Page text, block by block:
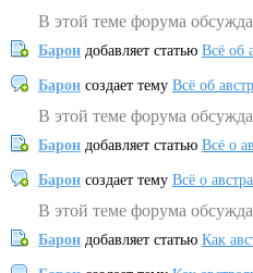
В этой теме форума
Барон добавляет статью Всё об
Барон создает тему Всё об
В этой теме форума
Барон добавляет статью Всё о
Барон создает тему Всё о
В этой теме форума
Барон добавляет статью Как